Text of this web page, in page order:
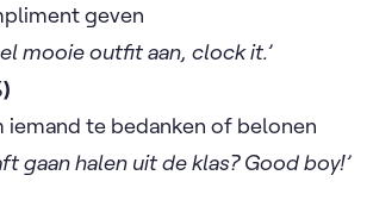
geven
mooie outfit aan, clock it.’
iemand te bedanken of belonen
gaan halen uit de klas? Good boy!’